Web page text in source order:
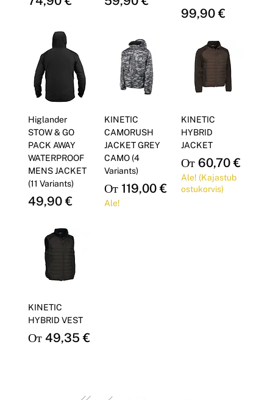
Цена
99,90 €
Higlander
STOW & GO
PACK AWAY
WATERPROOF
MENS JACKET
(11 Variants)
Цена
49,90 €
KINETIC
CAMORUSH
JACKET GREY
CAMO (4
Variants)
От 119,00 €
Цена со скидкой
Ale!
KINETIC
HYBRID
JACKET
От 60,70 €
Цена со скидкой
Ale! (Kajastub
ostukorvis)
KINETIC
HYBRID VEST
От49,35 €
Цена со скидкой